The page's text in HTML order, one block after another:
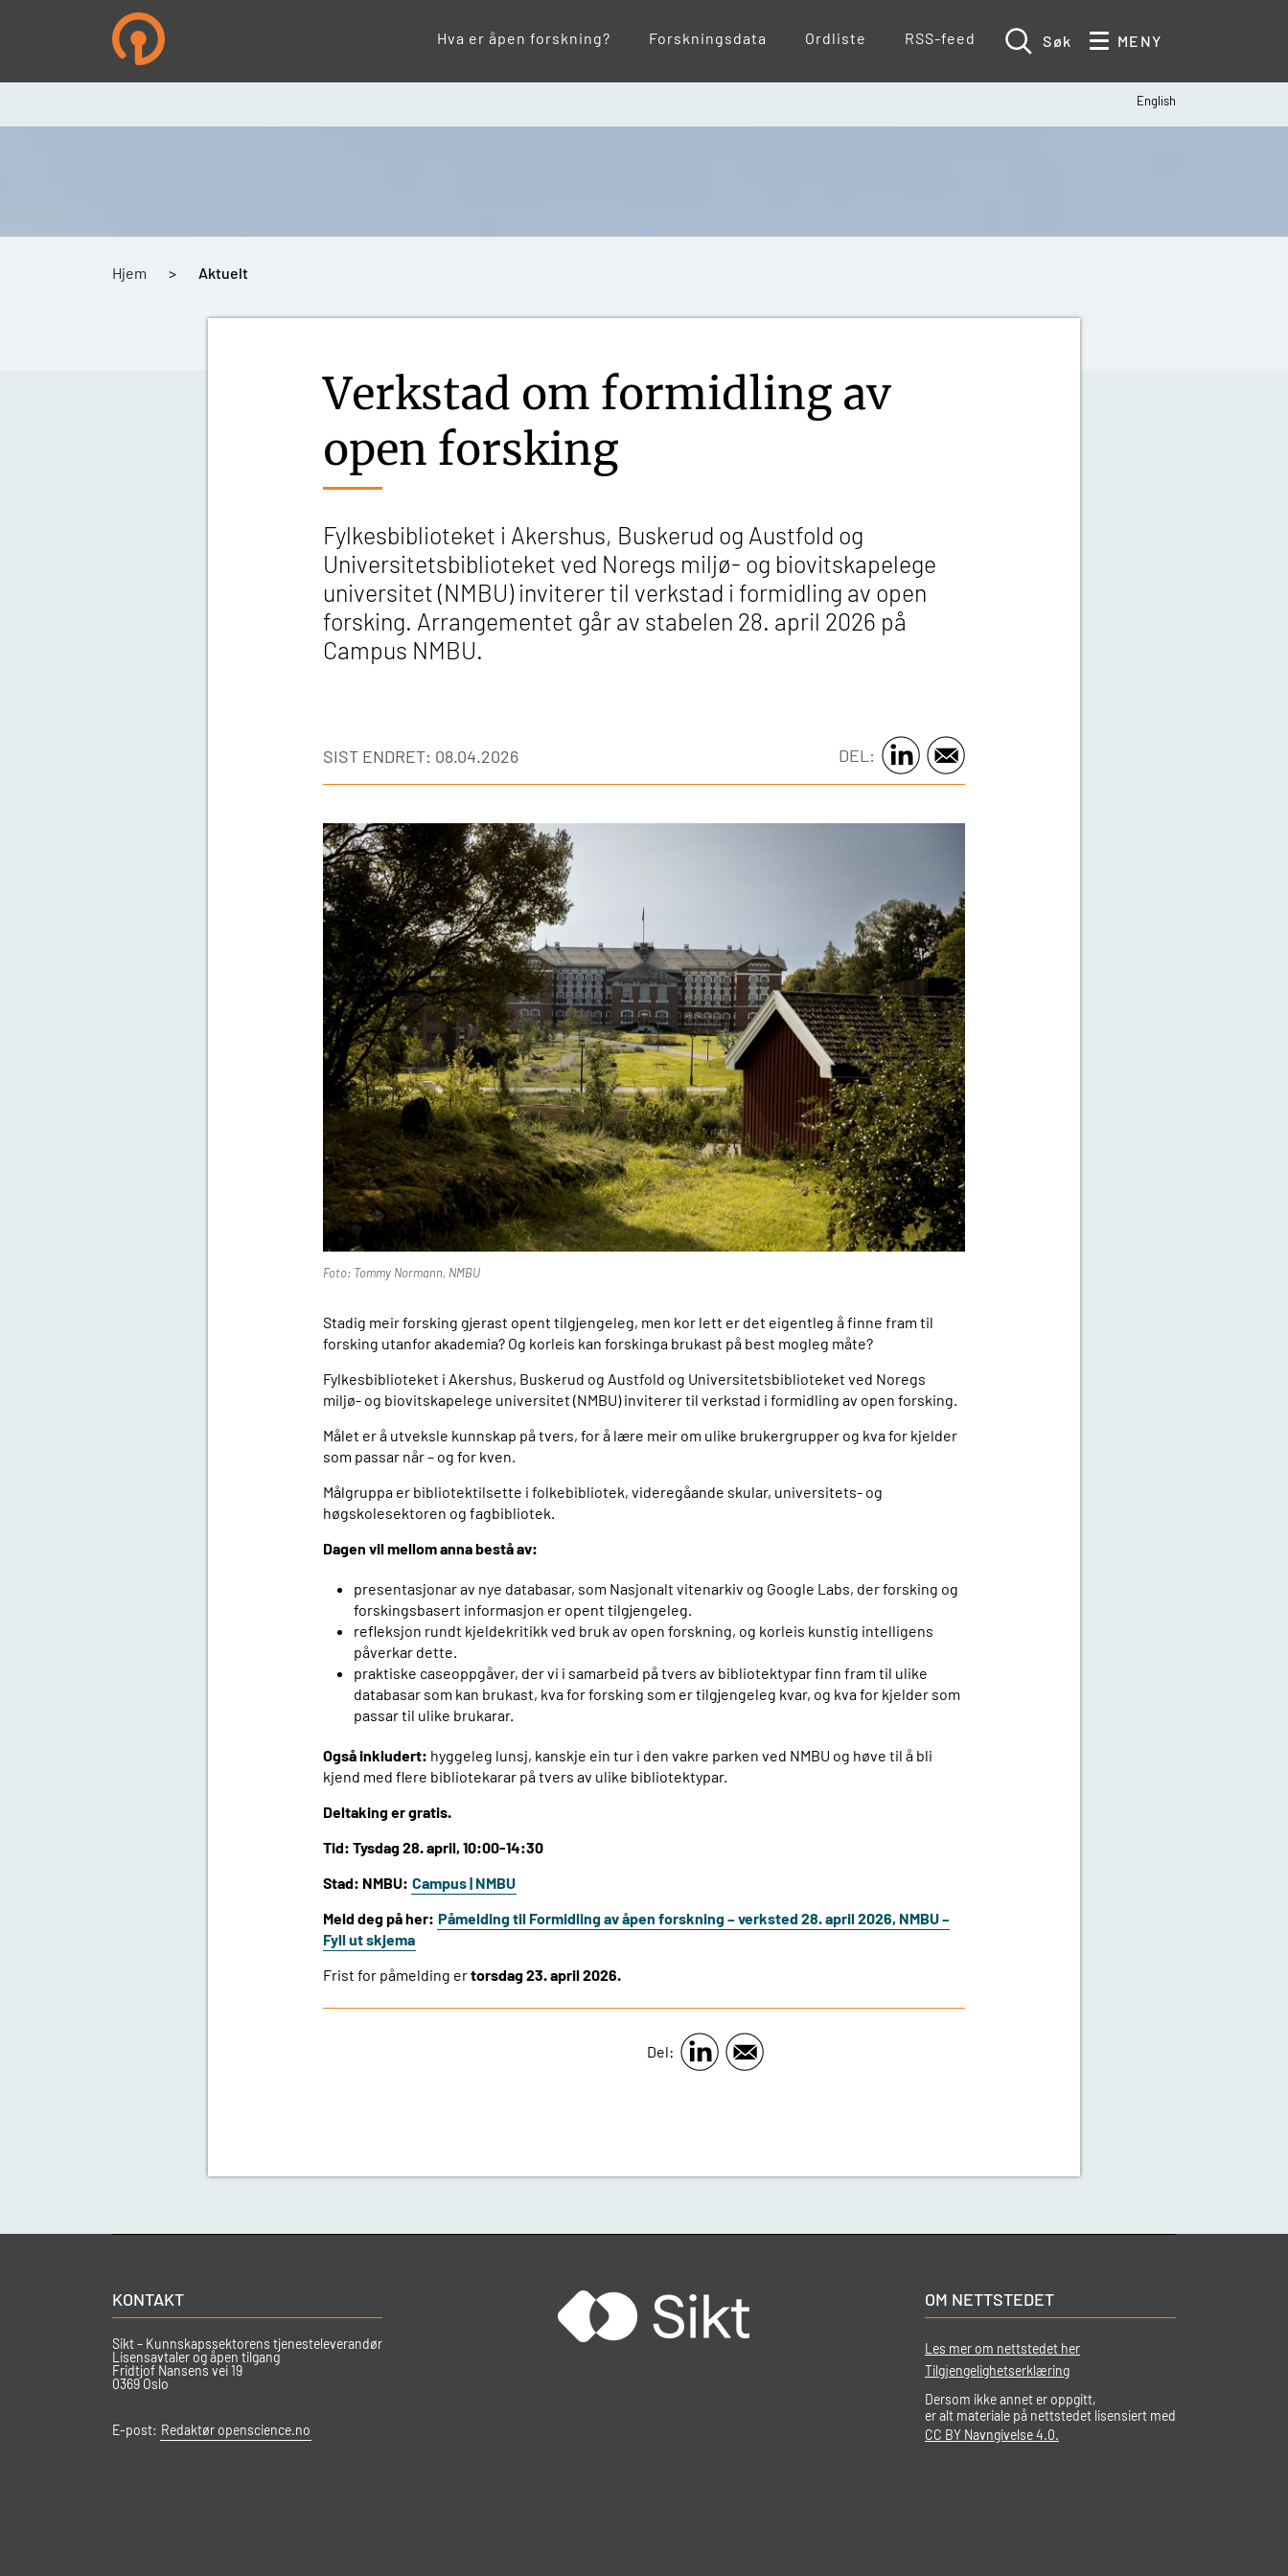
Hva er åpen forskning? Forskningsdata Ordliste RSS-feed Søk MENY
English
Navigasjonssti
Hjem Aktuelt
Verkstad om formidling av
open forsking
Fylkesbiblioteket i Akershus, Buskerud og Austfold og
Universitetsbiblioteket ved Noregs miljø- og biovitskapelege
universitet (NMBU) inviterer til verkstad i formidling av open
forsking. Arrangementet går av stabelen 28. april 2026 på
Campus NMBU.
SIST ENDRET: 08.04.2026 DEL:
Foto: Tommy Normann, NMBU
Stadig meir forsking gjerast opent tilgjengeleg, men kor lett er det eigentleg å finne fram til
forsking utanfor akademia? Og korleis kan forskinga brukast på best mogleg måte?
Fylkesbiblioteket i Akershus, Buskerud og Austfold og Universitetsbiblioteket ved Noregs
miljø- og biovitskapelege universitet (NMBU) inviterer til verkstad i formidling av open forsking.
Målet er å utveksle kunnskap på tvers, for å lære meir om ulike brukergrupper og kva for kjelder
som passar når – og for kven.
Målgruppa er bibliotektilsette i folkebibliotek, videregåande skular, universitets- og
høgskolesektoren og fagbibliotek.
Dagen vil mellom anna bestå av:
presentasjonar av nye databasar, som Nasjonalt vitenarkiv og Google Labs, der forsking og
forskingsbasert informasjon er opent tilgjengeleg.
refleksjon rundt kjeldekritikk ved bruk av open forskning, og korleis kunstig intelligens
påverkar dette.
praktiske caseoppgåver, der vi i samarbeid på tvers av bibliotektypar finn fram til ulike
databasar som kan brukast, kva for forsking som er tilgjengeleg kvar, og kva for kjelder som
passar til ulike brukarar.
Også inkludert: hyggeleg lunsj, kanskje ein tur i den vakre parken ved NMBU og høve til å bli
kjend med flere bibliotekarar på tvers av ulike bibliotektypar.
Deltaking er gratis.
Tid: Tysdag 28. april, 10:00-14:30
Stad: NMBU: Campus | NMBU
Meld deg på her: Påmelding til Formidling av åpen forskning – verksted 28. april 2026, NMBU –
Fyll ut skjema
Frist for påmelding ertorsdag 23. april 2026.
Del:
KONTAKT
Sikt – Kunnskapssektorens tjenesteleverandør
Lisensavtaler og åpen tilgang
Fridtjof Nansens vei 19
0369 Oslo
E-post: Redaktør openscience.no
OM NETTSTEDET
Les mer om nettstedet her
Tilgjengelighetserklæring
Dersom ikke annet er oppgitt,
er alt materiale på nettstedet lisensiert med
CC BY Navngivelse 4.0.